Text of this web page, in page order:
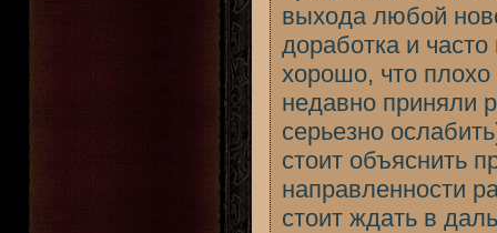
выхода любой
доработка и
хорошо, что
недавно приняли
серьезно
стоит объяснить
направленности
стоит ждать в